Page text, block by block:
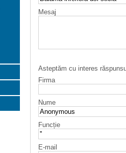
Mesaj
Asteptăm cu interes
Firma
Nume
Funcție
E-mail